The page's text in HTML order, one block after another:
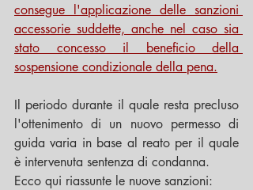
consegue l'applicazione delle sanzioni
accessorie suddette, anche nel caso sia
stato concesso il beneficio della
sospensione condizionale della pena.
Il periodo durante il quale resta precluso
l'ottenimento di un nuovo permesso di
guida varia in base al reato per il quale
è intervenuta sentenza di condanna.
Ecco qui riassunte le nuove sanzioni: